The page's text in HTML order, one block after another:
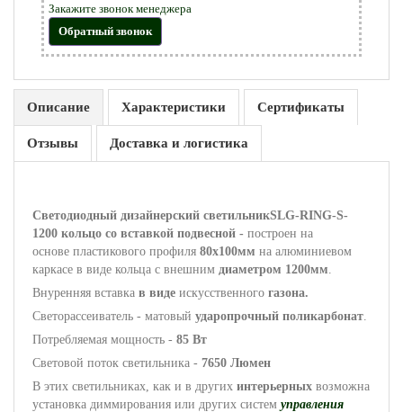
Закажите звонок менеджера
Обратный звонок
Описание Характеристики Сертификаты
Отзывы Доставка и логистика
Светодиодный дизайнерский светильникSLG-RING-S-
1200 кольцо со вставкой подвесной - построен на
основе пластикового профиля 80х100мм на алюминиевом
каркасе в виде кольца с внешним диаметром 1200мм.
Внуренняя вставка в виде искусственного газона.
Светорассеиватель - матовый ударопрочный поликарбонат.
Потребляемая мощность - 85 Вт
Световой поток светильника - 7650 Люмен
В этих светильниках, как и в других интерьерных возможна
установка диммирования или других систем управления